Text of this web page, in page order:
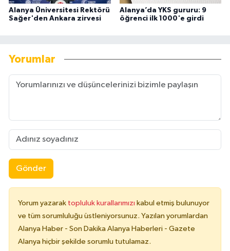
Alanya Üniversitesi Rektörü
Sağer'den Ankara zirvesi
Alanya’da YKS gururu: 9
öğrenci ilk 1000'e girdi
Yorumlar
Gönder
Yorum yazarak topluluk kurallarımızı kabul etmiş bulunuyor
ve tüm sorumluluğu üstleniyorsunuz. Yazılan yorumlardan
Alanya Haber - Son Dakika Alanya Haberleri - Gazete
Alanya hiçbir şekilde sorumlu tutulamaz.